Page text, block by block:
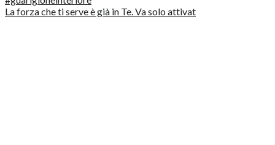
La forza che ti serve è già in Te. Va solo attivat